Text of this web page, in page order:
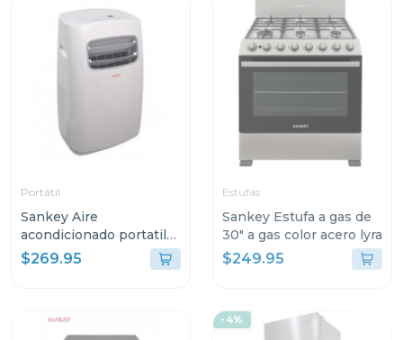
Portátil
Sankey Aire
acondicionado portatil
de 12000btu 1204
$269.95
Estufas
Sankey Estufa a gas de
30" a gas color acero lyra
$249.95
-4%